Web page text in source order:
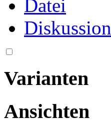
Datei
Diskussion
Varianten
Ansichten